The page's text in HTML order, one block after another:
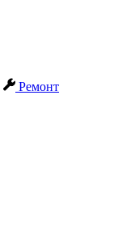
Ремонт